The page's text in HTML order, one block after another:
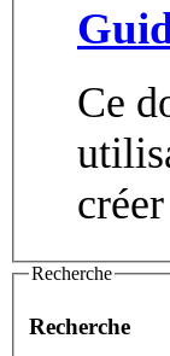
Ce
Recherche
Recherche